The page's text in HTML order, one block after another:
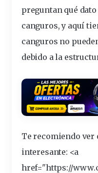
preguntanqué dato
canguros, y aquí
canguros no
debido a la
Te recomiendo ver
interesante: <a
href="https://